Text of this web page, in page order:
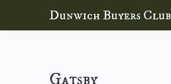
Dunwich Buyers Club
Gatsby